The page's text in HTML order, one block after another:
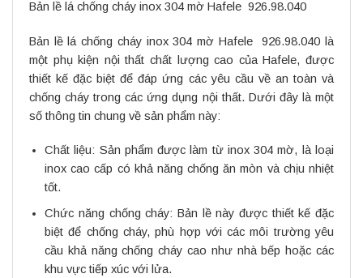
Bản lề lá chống cháy inox 304 mờ Hafele 926.98.040
Bản lề lá chống cháy inox 304 mờ Hafele 926.98.040 là
một phụ kiện nội thất chất lượng cao của Hafele, được
thiết kế đặc biệt để đáp ứng các yêu cầu về an toàn và
chống cháy trong các ứng dụng nội thất. Dưới đây là một
số thông tin chung về sản phẩm này:
Chất liệu: Sản phẩm được làm từ inox 304 mờ, là loại
inox cao cấp có khả năng chống ăn mòn và chịu nhiệt
tốt.
Chức năng chống cháy: Bản lề này được thiết kế đặc
biệt để chống cháy, phù hợp với các môi trường yêu
cầu khả năng chống cháy cao như nhà bếp hoặc các
khu vực tiếp xúc với lửa.